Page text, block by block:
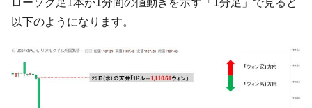
『Money1』
に韓国がいっちょがみしたのでは。
は韓国で『BYD』車は売れている。6カ月で対前年同期比
1.9倍！
在韓米国大使スティールが着韓！⇒ さっそ
以下のようになります。